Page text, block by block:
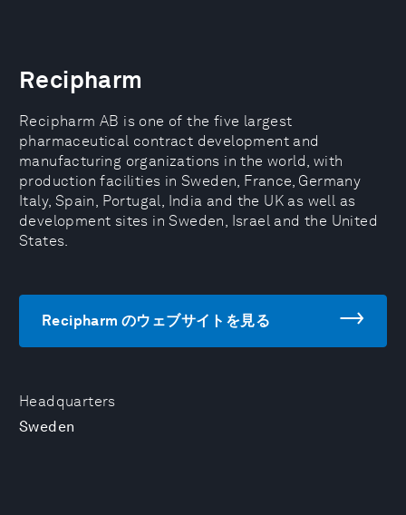
Headquarters
Sweden
Recipharm
Recipharm AB is one of the five largest
pharmaceutical contract development and
manufacturing organizations in the world, with
production facilities in Sweden, France, Germany
Italy, Spain, Portugal, India and the UK as well as
development sites in Sweden, Israel and the United
States.
Recipharm のウェブサイトを見る